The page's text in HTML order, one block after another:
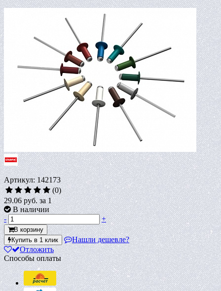
Артикул: 142173
(0)
29.06 руб.за 1
В наличии
-
+
В корзину
Купить в 1 клик
Нашли дешевле?
Отложить
Способы оплаты